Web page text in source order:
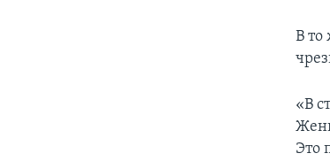
В то
«В
Это